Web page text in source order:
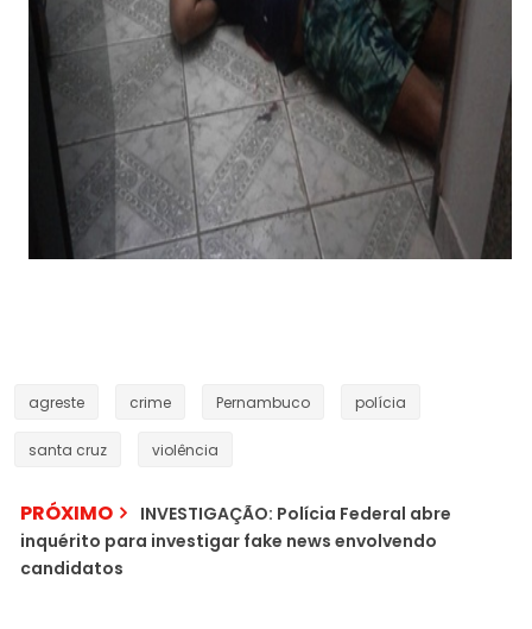
agreste crime Pernambuco polícia
santa cruz violência
PRÓXIMO
INVESTIGAÇÃO: Polícia Federal abre
inquérito para investigar fake news envolvendo
candidatos